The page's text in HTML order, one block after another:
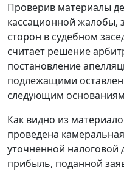
Проверив материалы
кассационной жалобы,
сторон в судебном
считает решение
постановление
подлежащими
следующим
Как видно из
проведена
уточненной налоговой
прибыль, поданной